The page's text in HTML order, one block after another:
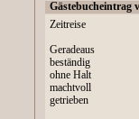
Gästebucheintrag
Zeitreise
Geradeaus
beständig
ohne Halt
machtvoll
getrieben